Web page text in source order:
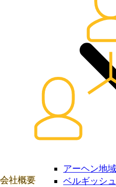
アーヘン地域
ベルギッシ
会社概要